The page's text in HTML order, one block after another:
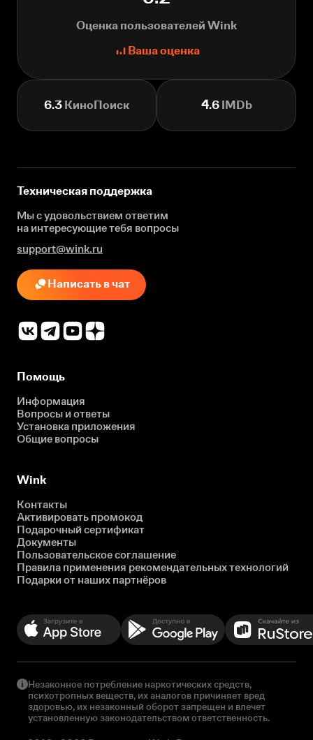
Оценка пользователей Wink
Ваша оценка
6.3 КиноПоиск 4.6IMDb
Техническая поддержка
Мы с удовольствием ответим
на интересующиетебя вопросы
support@wink.ru
Написать в чат
Помощь
Информация
Вопросы и ответы
Установка приложения
Общие вопросы
Wink
Контакты
Активировать промокод
Подарочный сертификат
Документы
Пользовательское соглашение
Правила применения рекомендательных технологий
Подарки от наших партнёров
Незаконное потребление наркотических средств,
психотропных веществ, их аналогов причиняет вред
здоровью, их незаконный оборот запрещен и влечет
установленную законодательством ответственность.